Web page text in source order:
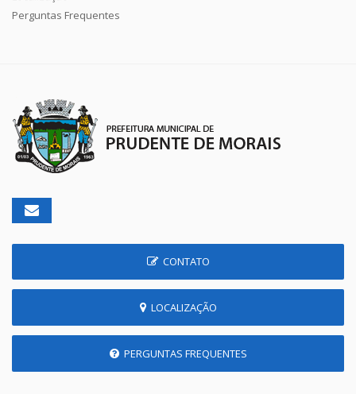
Perguntas Frequentes
CONTATO
LOCALIZAÇÃO
PERGUNTAS FREQUENTES